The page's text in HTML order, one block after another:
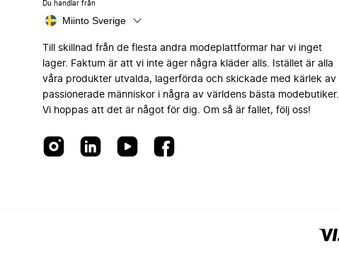
Du handlar från
Miinto Sverige
Till skillnad från de flesta andra modeplattformar har vi inget
lager. Faktum är att vi inte äger några kläder alls. Istället är alla
våra produkter utvalda, lagerförda och skickade med kärlek av
passionerade människor i några av världens bästa modebutiker.
Vi hoppas att det är något för dig. Om så är fallet, följ oss!